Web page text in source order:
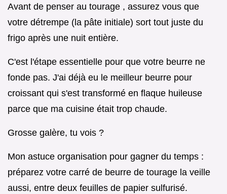
Avant de penser au tourage , assurez vous que
votre détrempe (la pâte initiale) sort tout juste du
frigo après une nuit entière.
C'est l'étape essentielle pour que votre beurre ne
fonde pas. J'ai déjà eu le meilleur beurre pour
croissant qui s'est transformé en flaque huileuse
parce que ma cuisine était trop chaude.
Grosse galère, tu vois ?
Mon astuce organisation pour gagner du temps :
préparez votre carré de beurre de tourage la veille
aussi, entre deux feuilles de papier sulfurisé.